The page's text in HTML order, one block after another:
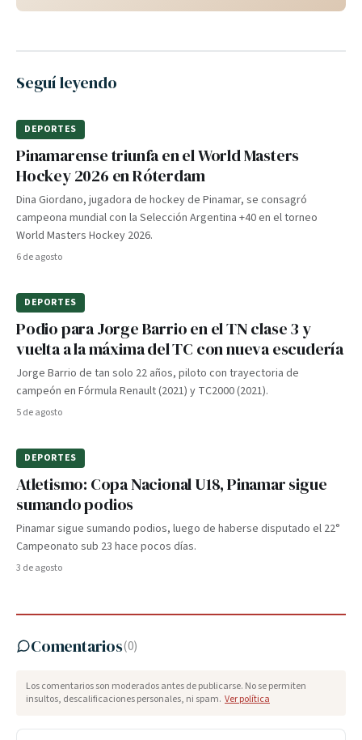
Seguí leyendo
DEPORTES
Pinamarense triunfa en el World Masters
Hockey 2026 en Róterdam
Dina Giordano, jugadora de hockey de Pinamar, se consagró
campeona mundial con la Selección Argentina +40 en el torneo
World Masters Hockey 2026.
6 de agosto
DEPORTES
Podio para Jorge Barrio en el TN clase 3 y
vuelta a la máxima del TC con nueva escudería
Jorge Barrio de tan solo 22 años, piloto con trayectoria de
campeón en Fórmula Renault (2021) y TC2000 (2021).
5 de agosto
DEPORTES
Atletismo: Copa Nacional U18, Pinamar sigue
sumando podios
Pinamar sigue sumando podios, luego de haberse disputado el 22°
Campeonato sub 23 hace pocos días.
3 de agosto
Comentarios(0)
Los comentarios son moderados antes de publicarse. No se permiten
insultos, descalificaciones personales, ni spam. Ver política